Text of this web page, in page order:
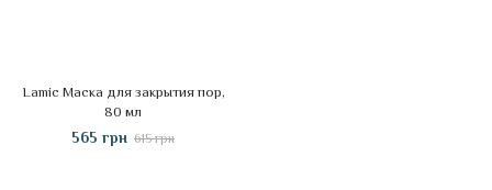
Lamic Маска для закрытия пор,
80 мл
565 грн 615 грн